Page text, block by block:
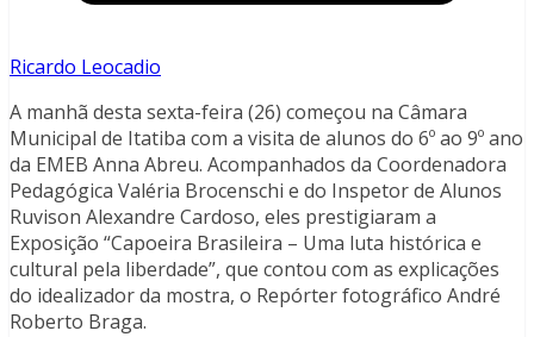
Ricardo Leocadio
A manhã desta sexta-feira (26) começou na Câmara
Municipal de Itatiba com a visita de alunos do 6º ao 9º ano
da EMEB Anna Abreu. Acompanhados da Coordenadora
Pedagógica Valéria Brocenschi e do Inspetor de Alunos
Ruvison Alexandre Cardoso, eles prestigiaram a
Exposição “Capoeira Brasileira – Uma luta histórica e
cultural pela liberdade”, que contou com as explicações
do idealizador da mostra, o Repórter fotográfico André
Roberto Braga.